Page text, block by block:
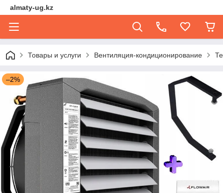
almaty-ug.kz
Товары и услуги Вентиляция-кондиционирование
–2%